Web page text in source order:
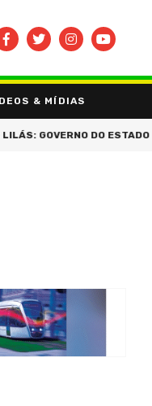
& MÍDIAS
DO ESTADO
BUSCAR